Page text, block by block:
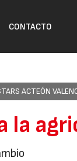
CONTACTO
ACTEÓN
la